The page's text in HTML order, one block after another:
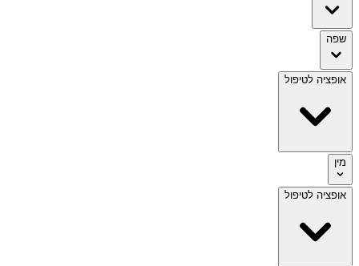
שפה
אופציה לטיפול
מין
אופציה לטיפול